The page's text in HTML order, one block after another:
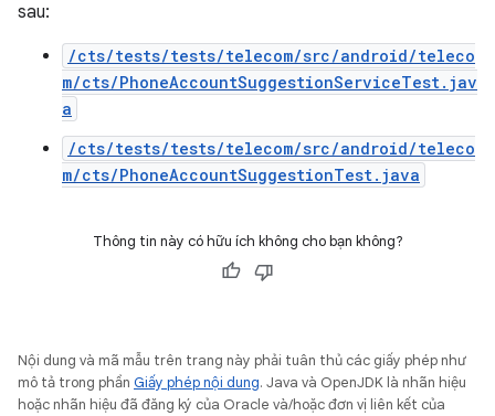
sau:
/cts/tests/tests/telecom/src/android/teleco
m/cts/PhoneAccountSuggestionServiceTest.jav
a
/cts/tests/tests/telecom/src/android/teleco
m/cts/PhoneAccountSuggestionTest.java
Thông tin này có hữu ích không cho bạn không?
Nội dung và mã mẫu trên trang này phải tuân thủ các giấy phép như
mô tả trong phần Giấy phép nội dung. Java và OpenJDK là nhãn hiệu
hoặc nhãn hiệu đã đăng ký của Oracle và/hoặc đơn vị liên kết của